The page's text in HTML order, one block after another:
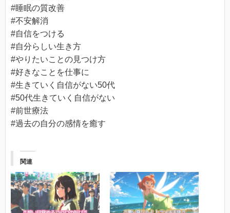
#睡眠の質改善
#不安解消
#自信をつける
#自分らしい生き方
#やりたいことの見つけ方
#好きなことを仕事に
#生きていく自信がない50代
#50代生きていく自信がない
#前世療法
#過去の自分の感情を癒す
関連